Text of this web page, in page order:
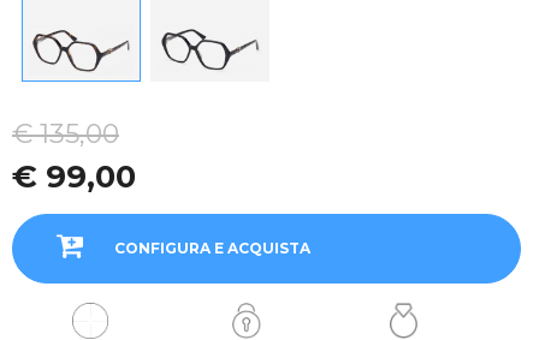
€ 135,00
€ 99,00
CONFIGURA E ACQUISTA